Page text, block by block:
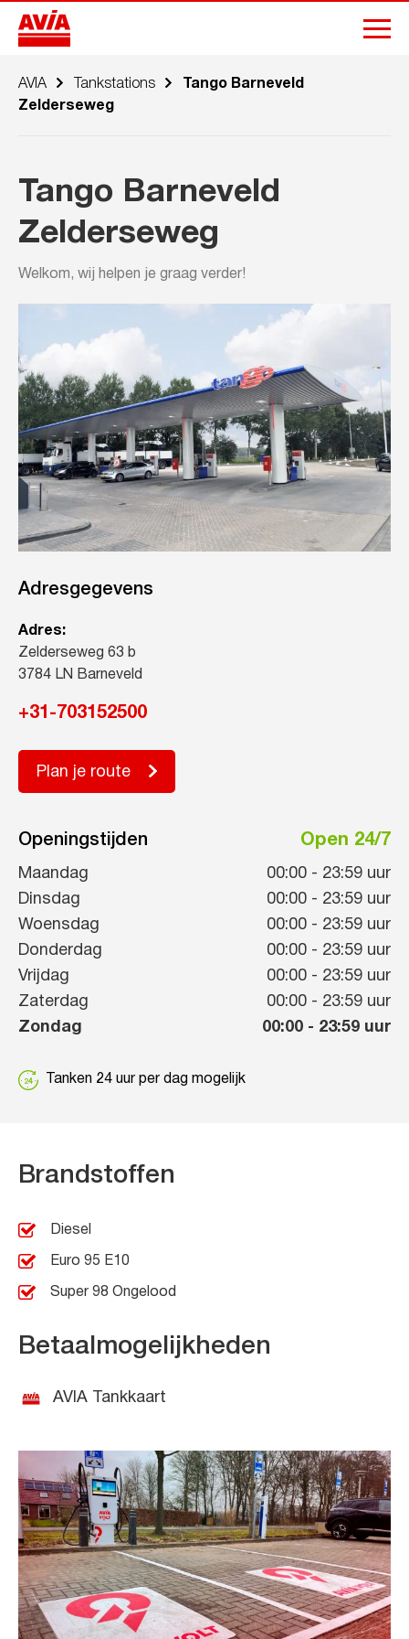
AVIA Tankstations
Tango Barneveld
Zelderseweg
Tango Barneveld
Zelderseweg
Welkom, wij helpen je graag verder!
Adresgegevens
Adres:
Zelderseweg 63 b
3784 LN Barneveld
+31-703152500
Plan je route
Openingstijden Open 24/7
Maandag 00:00 - 23:59 uur
Dinsdag
00:00 - 23:59 uur
Woensdag
00:00 - 23:59 uur
Donderdag
00:00 - 23:59 uur
Vrijdag
00:00 - 23:59 uur
Zaterdag
00:00 - 23:59 uur
Zondag
00:00 - 23:59 uur
Tanken 24 uur per dag mogelijk
Brandstoffen
Diesel
Euro 95 E10
Super 98 Ongelood
Betaalmogelijkheden
AVIA Tankkaart